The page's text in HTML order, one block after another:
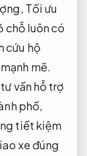
Tối ưu
chỗ luôn có
cứu hộ
mẽ.
vấn hỗ trợ
phố,
tiết kiệm
xe đúng